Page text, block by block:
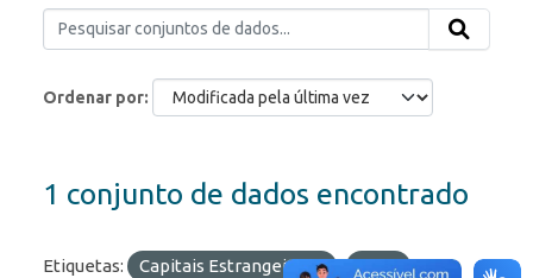
Ordenar por
1 conjunto de dados encontrado
Etiquetas: Capitais Estrangeiros
IED